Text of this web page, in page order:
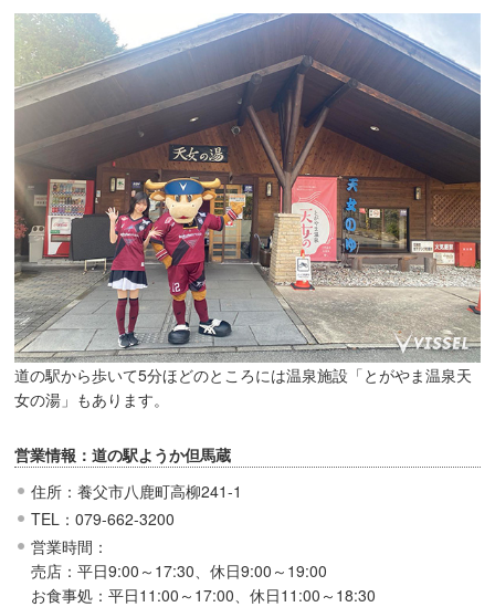
道の駅から歩いて5分ほどのところには温泉施設「とがやま温泉天
女の湯」もあります。
営業情報：道の駅ようか但馬蔵
住所：養父市八鹿町高柳241-1
TEL：079-662-3200
営業時間：
売店：平日9:00～17:30、休日9:00～19:00
お食事処：平日11:00～17:00、休日11:00～18:30